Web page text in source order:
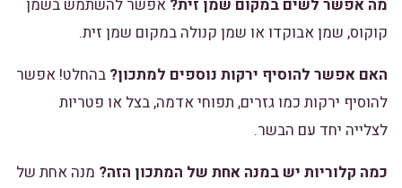
מה אפשר לשים במקום שמן זית? אפשר להשתמש בשמן
קוקוס, שמן אבוקדו או שמן קנולה במקום שמן זית.
האם אפשר להוסיף ירקות נוספים למתכון? בהחלט! אפשר
להוסיף ירקות כמו גזרים, תפוחי אדמה, בצל או פטריות
לצלייה יחד עם הבשר.
כמה קלוריות יש במנה אחת של המתכון הזה? מנה אחת של